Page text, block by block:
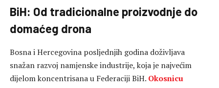
BiH: Od tradicionalne proizvodnje do
domaćeg drona
Bosna i Hercegovina posljednjih godina doživljava
snažan razvoj namjenske industrije, koja je najvećim
dijelom koncentrisana u Federaciji BiH. Okosnicu